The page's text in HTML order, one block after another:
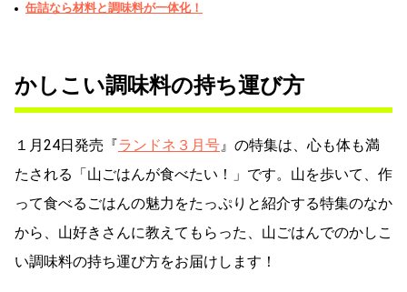
缶詰なら材料と調味料が一体化！
かしこい調味料の持ち運び方
１月24日発売『ランドネ３月号』の特集は、心も体も満
たされる「山ごはんが食べたい！」です。山を歩いて、作
って食べるごはんの魅力をたっぷりと紹介する特集のなか
から、山好きさんに教えてもらった、山ごはんでのかしこ
い調味料の持ち運び方をお届けします！